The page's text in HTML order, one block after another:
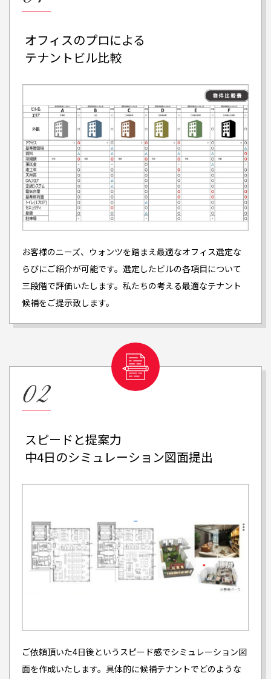
オフィスのプロによる
テナントビル比較
お客様のニーズ、ウォンツを踏まえ最適なオフィス選定な
らびにご紹介が可能です。選定したビルの各項目について
三段階で評価いたします。私たちの考える最適なテナント
候補をご提示致します。
スピードと提案力
中4日のシミュレーション図面提出
ご依頼頂いた4日後というスピード感でシミュレーション図
面を作成いたします。具体的に候補テナントでどのような